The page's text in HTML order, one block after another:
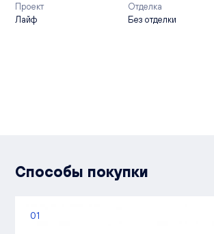
Проект
Лайф
Отделка
Без отделки
Способы покупки
01